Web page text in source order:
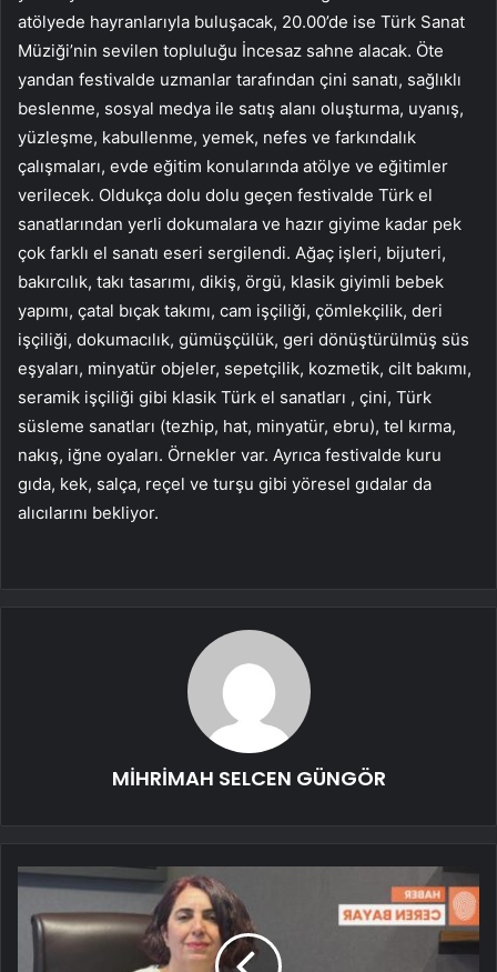
atölyede hayranlarıyla buluşacak, 20.00’de ise Türk Sanat
Müziği’nin sevilen topluluğu İncesaz sahne alacak. Öte
yandan festivalde uzmanlar tarafından çini sanatı, sağlıklı
beslenme, sosyal medya ile satış alanı oluşturma, uyanış,
yüzleşme, kabullenme, yemek, nefes ve farkındalık
çalışmaları, evde eğitim konularında atölye ve eğitimler
verilecek. Oldukça dolu dolu geçen festivalde Türk el
sanatlarından yerli dokumalara ve hazır giyime kadar pek
çok farklı el sanatı eseri sergilendi. Ağaç işleri, bijuteri,
bakırcılık, takı tasarımı, dikiş, örgü, klasik giyimli bebek
yapımı, çatal bıçak takımı, cam işçiliği, çömlekçilik, deri
işçiliği, dokumacılık, gümüşçülük, geri dönüştürülmüş süs
eşyaları, minyatür objeler, sepetçilik, kozmetik, cilt bakımı,
seramik işçiliği gibi klasik Türk el sanatları , çini, Türk
süsleme sanatları (tezhip, hat, minyatür, ebru), tel kırma,
nakış, iğne oyaları. Örnekler var. Ayrıca festivalde kuru
gıda, kek, salça, reçel ve turşu gibi yöresel gıdalar da
alıcılarını bekliyor.
MİHRİMAH SELCEN GÜNGÖR